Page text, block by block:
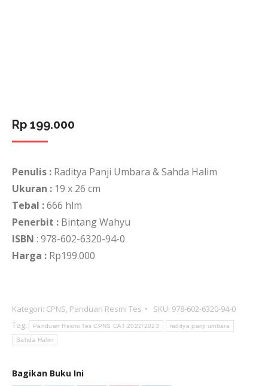
Rp 199.000
Penulis : Raditya Panji Umbara & Sahda Halim
Ukuran : 19 x 26 cm
Tebal :666 hlm
Penerbit : Bintang Wahyu
ISBN : 978-602-6320-94-0
Harga : Rp199.000
Kategori: CPNS, Panduan Resmi Tes SKU: 978-602-6320-94-0
Tag:
Panduan Resmi Tes CPNS CAT 2022/2023 raditya panji umbara
Sahda Halim
Bagikan Buku Ini